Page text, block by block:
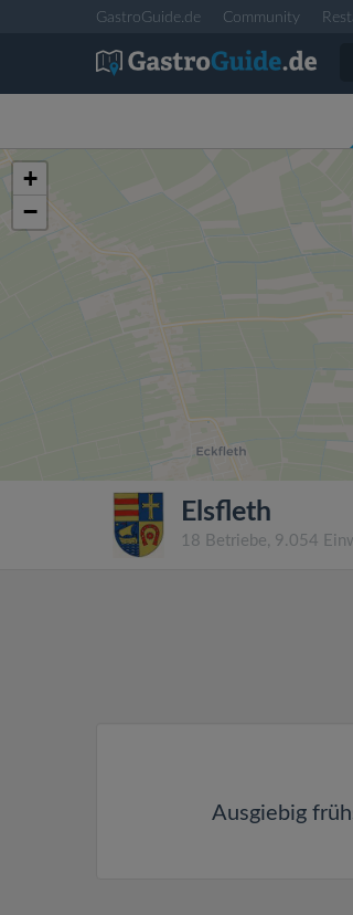
GastroGuide.de Community
+
−
Elsfleth
18 Betriebe, 9.054
Ausgiebig